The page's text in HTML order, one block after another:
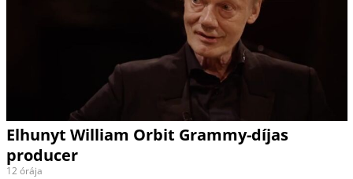
Elhunyt William Orbit Grammy-díjas
producer
12 órája